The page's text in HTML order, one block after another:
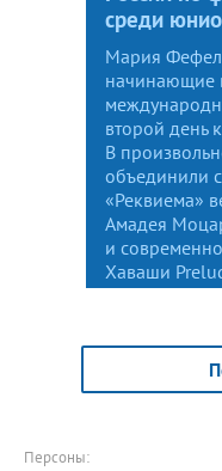
среди
Мария
начинающие
второй день
В
объединили
«Реквиема»
Амадея
и
Хаваши
Персоны: